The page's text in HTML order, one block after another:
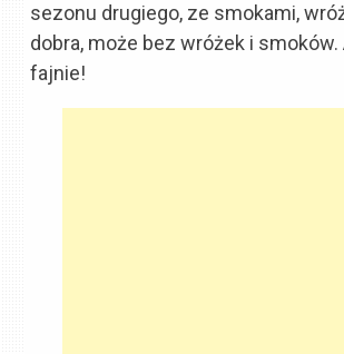
sezonu drugiego, ze smokami,
dobra, może bez wróżek i
fajnie!